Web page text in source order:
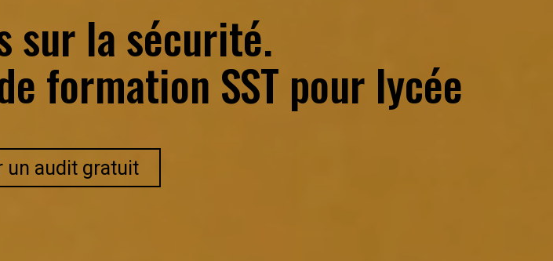
sur la sécurité.
formation SST pour lycée
un audit gratuit